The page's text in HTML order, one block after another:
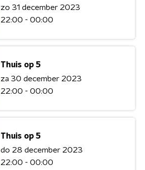
zo 31 december 2023
22:00 - 00:00
Thuis op 5
za 30 december 2023
22:00 - 00:00
Thuis op 5
do 28 december 2023
22:00 - 00:00